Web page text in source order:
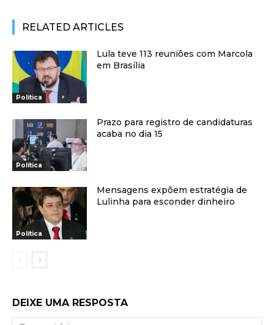
RELATED ARTICLES
Política
Lula teve 113 reuniões com Marcola
em Brasília
Política
Prazo para registro de candidaturas
acaba no dia 15
Política
Mensagens expõem estratégia de
Lulinha para esconder dinheiro
DEIXE UMA RESPOSTA